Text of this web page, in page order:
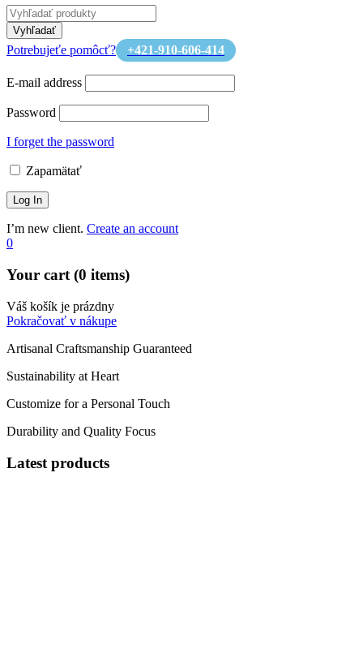
Potrebujeťe pomôcť? +421-910-606-414
E-mail address
Password
I forget the password
Zapamätať
I’m new client. Create an account
0
Your cart (0 items)
Váš košík je prázdny
Pokračovať v nákupe
Artisanal Craftsmanship Guaranteed
Sustainability at Heart
Customize for a Personal Touch
Durability and Quality Focus
Latest products